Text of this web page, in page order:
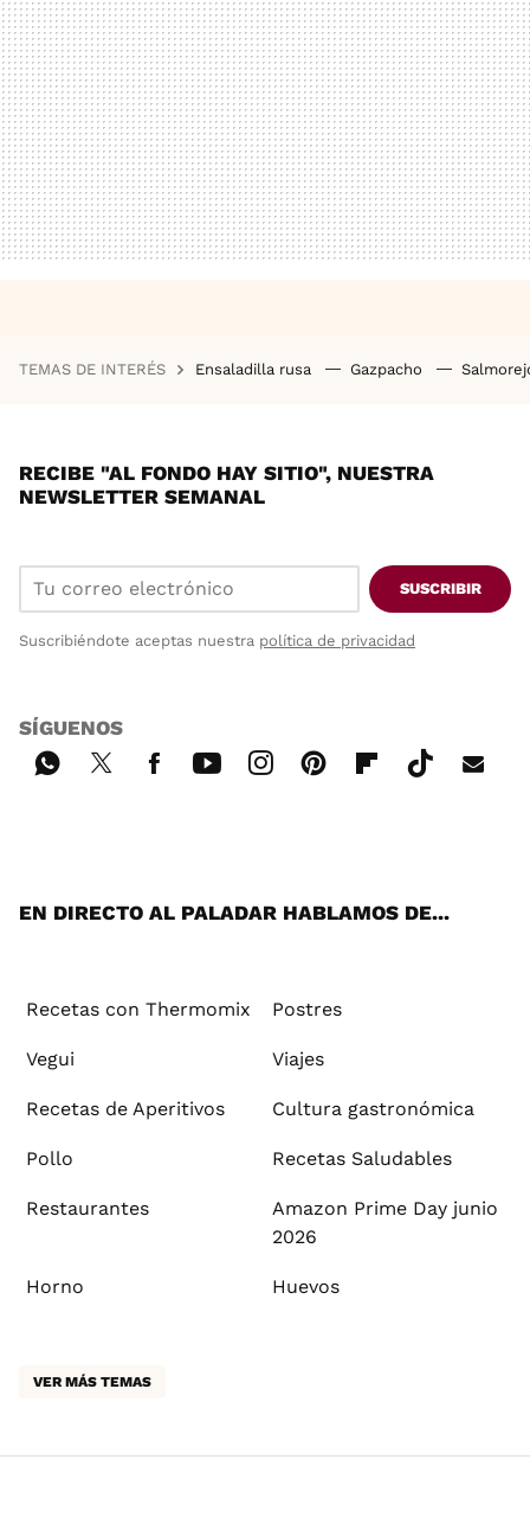
TEMAS DE INTERÉS Ensaladilla rusa Gazpacho
RECIBE "AL FONDO HAY SITIO", NUESTRA
NEWSLETTER SEMANAL
SUSCRIBIR
Suscribiéndote aceptas nuestra política de privacidad
SÍGUENOS
EN DIRECTO AL PALADAR HABLAMOS DE...
Recetas con Thermomix Postres
Vegui Viajes
Recetas de Aperitivos Cultura gastronómica
Pollo Recetas Saludables
Restaurantes
Amazon Prime Day junio
2026
Horno Huevos
VER MÁS TEMAS